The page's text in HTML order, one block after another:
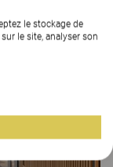
le stockage de
le site, analyser son